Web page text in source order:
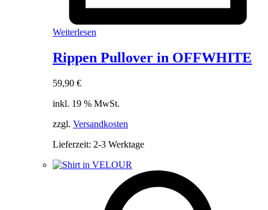
Weiterlesen
Rippen Pullover in OFFWHITE
59,90 €
inkl. 19 % MwSt.
zzgl. Versandkosten
Lieferzeit: 2-3 Werktage